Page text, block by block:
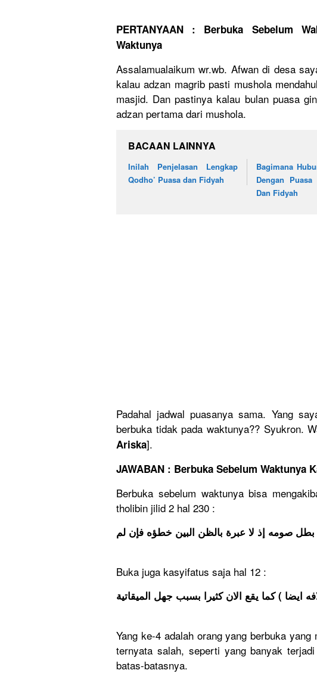
PERTANYAAN : Berbuka Sebelum
Waktunya
Assalamualaikum wr.wb. Afwan di desa
kalau adzan magrib pasti mushola
masjid. Dan pastinya kalau bulan puasa
adzan pertama dari mushola.
BACAAN LAINNYA
Inilah Penjelasan Lengkap
Qodho’ Puasa dan Fidyah
Bagimana
Dengan Puasa
Dan Fidyah
Padahal jadwal puasanya sama. Yang
berbuka tidak pada waktunya?? Syukron.
Ariska].
JAWABAN : Berbuka Sebelum Waktunya
Berbuka sebelum waktunya bisa
tholibin jilid 2 hal 230 :
بطل صومه إذ لا عبرة بالظن البين خطؤه فإن لم
Buka juga kasyifatus saja hal 12 :
ايضا ) كما يقع الان كثيرا بسبب جهل الميقاتية
Yang ke-4 adalah orang yang berbuka
ternyata salah, seperti yang banyak
batas-batasnya.